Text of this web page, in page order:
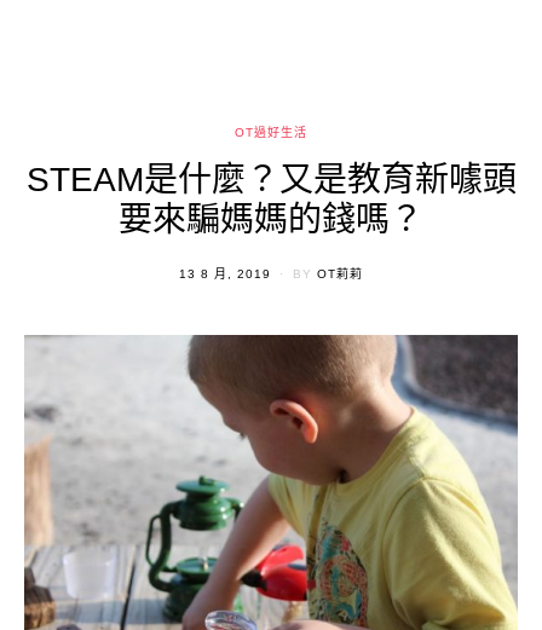
OT過好生活
STEAM是什麼？又是教育新噱頭
要來騙媽媽的錢嗎？
POSTED
13 8 月, 2019 BY OT莉莉